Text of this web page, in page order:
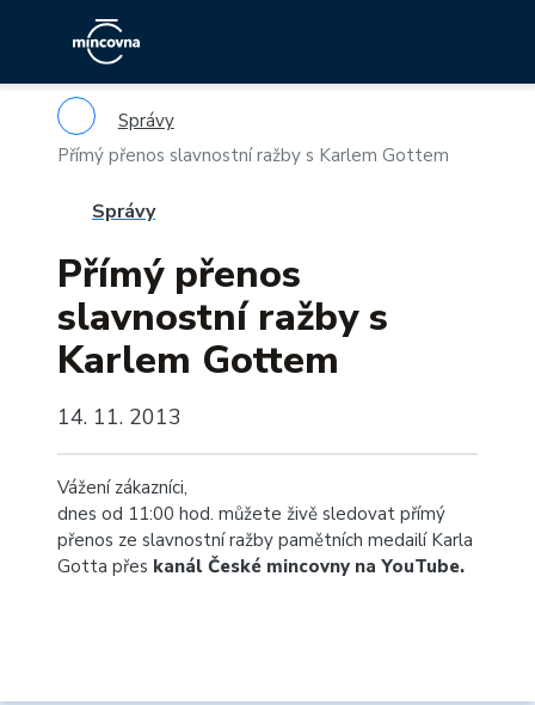
Správy
Přímý přenos slavnostní ražby s Karlem Gottem
Správy
Přímý přenos
slavnostní ražby s
Karlem Gottem
14. 11. 2013
Vážení zákazníci,
dnes od 11:00 hod. můžete živě sledovat přímý
přenos ze slavnostní ražby pamětních medailí Karla
Gotta přes kanál České mincovny na YouTube.